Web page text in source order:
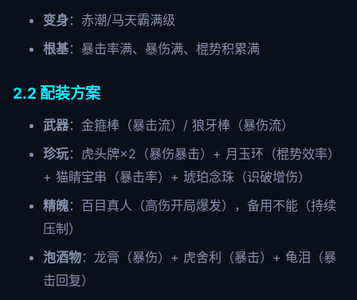
变身：赤潮/马天霸满级
根基：暴击率满、暴伤满、棍势积累满
2.2 配装方案
武器：金箍棒（暴击流）/ 狼牙棒（暴伤流）
珍玩：虎头牌×2（暴伤暴击）+ 月玉环（棍势效率）
+ 猫睛宝串（暴击率）+ 琥珀念珠（识破增伤）
精魄：百目真人（高伤开局爆发），备用不能（持续
压制）
泡酒物：龙膏（暴伤）+ 虎舍利（暴击）+ 龟泪（暴
击回复）